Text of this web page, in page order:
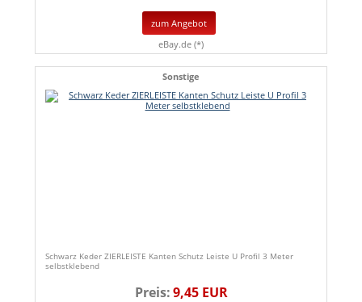
zum Angebot
eBay.de (*)
Sonstige
Schwarz Keder ZIERLEISTE Kanten Schutz Leiste U Profil 3 Meter
selbstklebend
Preis:9,45 EUR